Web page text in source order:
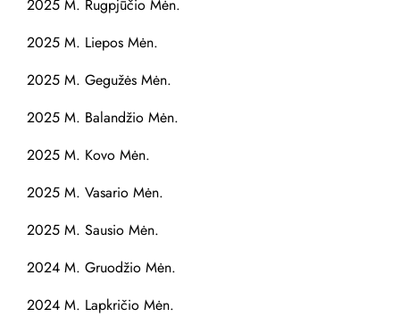
2025 M. Rugpjūčio Mėn.
2025 M. Liepos Mėn.
2025 M. Gegužės Mėn.
2025 M. Balandžio Mėn.
2025 M. Kovo Mėn.
2025 M. Vasario Mėn.
2025 M. Sausio Mėn.
2024 M. Gruodžio Mėn.
2024 M. Lapkričio Mėn.